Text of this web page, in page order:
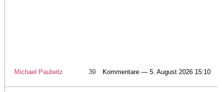
Michael Paulwitz 39 Kommentare — 5. August 2026 15:10